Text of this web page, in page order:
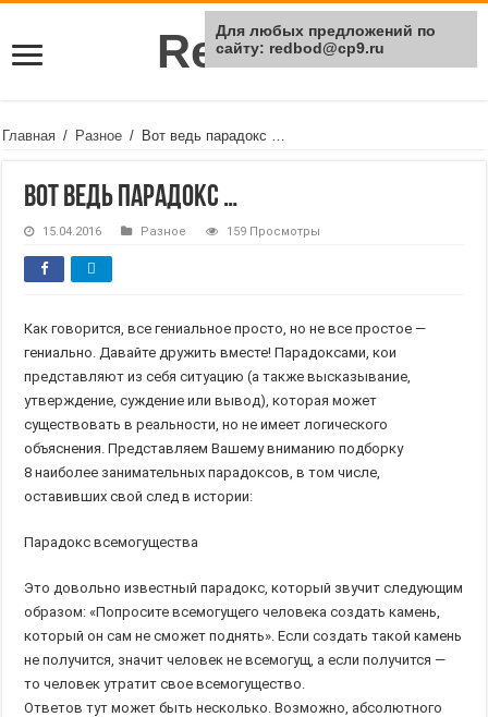
Rei Red
Главная / Разное / Вот ведь парадокс …
Вот ведь парадокс …
15.04.2016 Разное 159 Просмотры
Как говорится, все гениальное просто, но не все простое —
гениально. Давайте дружить вместе! Парадоксами, кои
представляют из себя ситуацию (а также высказывание,
утверждение, суждение или вывод), которая может
существовать в реальности, но не имеет логического
объяснения. Представляем Вашему вниманию подборку
8 наиболее занимательных парадоксов, в том числе,
оставивших свой след в истории:
Парадокс всемогущества
Это довольно известный парадокс, который звучит следующим
образом: «Попросите всемогущего человека создать камень,
который он сам не сможет поднять». Если создать такой камень
не получится, значит человек не всемогущ, а если получится —
то человек утратит свое всемогущество.
Ответов тут может быть несколько. Возможно, абсолютного
Для любых предложений по
сайту: redbod@cp9.ru